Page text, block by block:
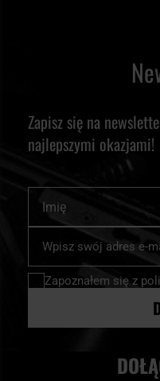
Zapisz się na
najlepszymi okazjami!
nasz
newsletter:
Zapoznałem się z